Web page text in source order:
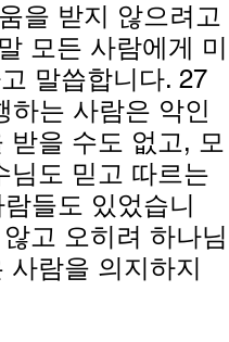
을 받지 않으려고
모든 사람에게 미
말씁합니다. 27
하는 사람은 악인
을 수도 없고, 모
님도 믿고 따르는
들도 있었습니
고 오히려 하나님
람을 의지하지